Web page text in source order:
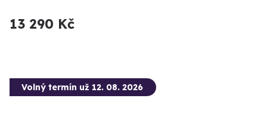
13 290 Kč
Volný termín už 12. 08. 2026